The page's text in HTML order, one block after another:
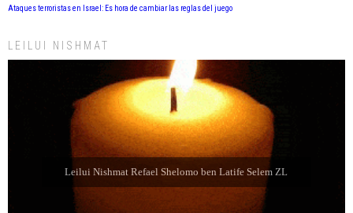
Ataques terroristas en Israel: Es hora de cambiar las reglas del juego
LEILUI NISHMAT
Leilui Nishmat Sara bat Farida Chabube ZL